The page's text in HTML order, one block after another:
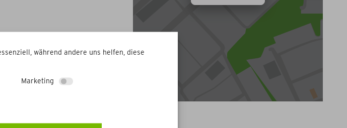
während andere uns helfen, diese
Marketing